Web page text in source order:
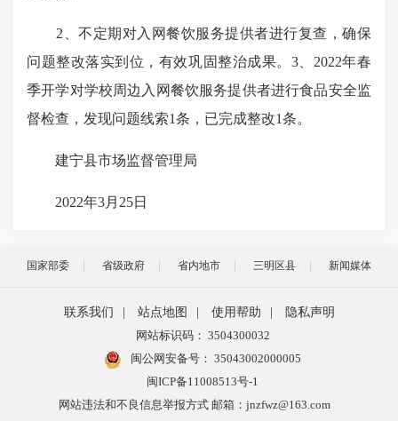
2、不定期对入网餐饮服务提供者进行复查，确保
问题整改落实到位，有效巩固整治成果。3、2022年春
季开学对学校周边入网餐饮服务提供者进行食品安全监
督检查，发现问题线索1条，已完成整改1条。
建宁县市场监督管理局
2022年3月25日
国家部委 省级政府 省内地市 三明区县 新闻媒体
联系我们 站点地图 使用帮助
隐私声明
网站标识码： 3504300032
闽公网安备号： 35043002000005
闽ICP备11008513号-1
网站违法和不良信息举报方式 邮箱：jnzfwz@163.com